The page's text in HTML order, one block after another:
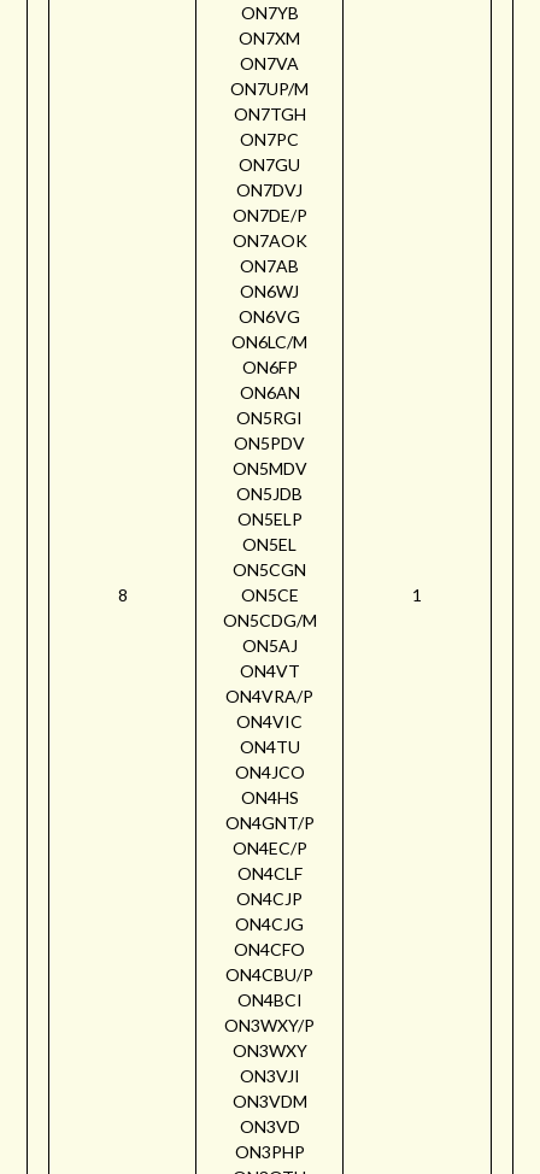
8
ON7YB
ON7XM
ON7VA
ON7UP/M
ON7TGH
ON7PC
ON7GU
ON7DVJ
ON7DE/P
ON7AOK
ON7AB
ON6WJ
ON6VG
ON6LC/M
ON6FP
ON6AN
ON5RGI
ON5PDV
ON5MDV
ON5JDB
ON5ELP
ON5EL
ON5CGN
ON5CE
ON5CDG/M
ON5AJ
ON4VT
ON4VRA/P
ON4VIC
ON4TU
ON4JCO
ON4HS
ON4GNT/P
ON4EC/P
ON4CLF
ON4CJP
ON4CJG
ON4CFO
ON4CBU/P
ON4BCI
ON3WXY/P
ON3WXY
ON3VJI
ON3VDM
ON3VD
ON3PHP
1